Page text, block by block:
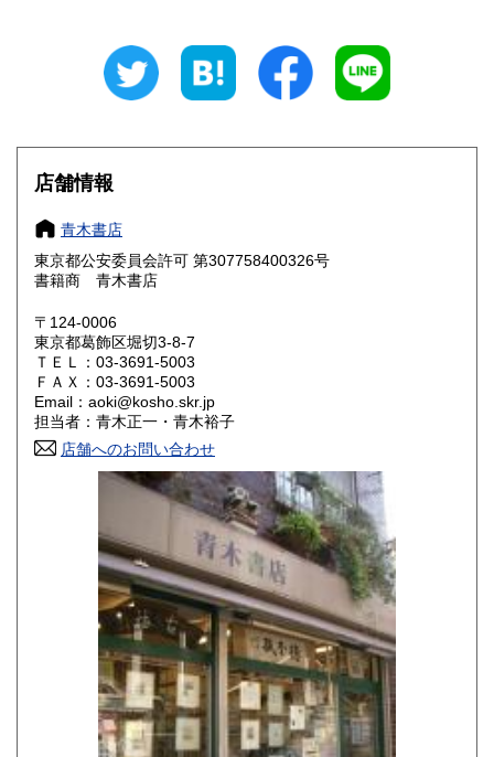
600円 三重県
大阪府
奈良県
鳥取県 600円 島根県
岡山県
山口県 600円
香川県 600円
高知県 600円
600円 長崎県
600円 大分県
600円 鹿児島県
600円
店舗情報
青木書店
東京都公安委員会許可 第307758400326号
書籍商 青木書店
〒124-0006
東京都葛飾区堀切3-8-7
ＴＥＬ：03-3691-5003
ＦＡＸ：03-3691-5003
Email：aoki@kosho.skr.jp
担当者：青木正一・青木裕子
店舗へのお問い合わせ